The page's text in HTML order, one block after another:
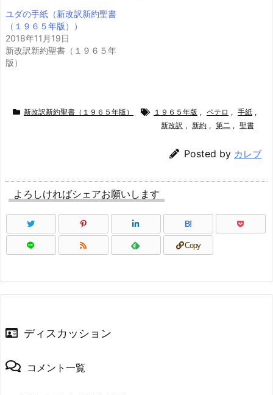
ユダの手紙（新改訳新約聖書
（１９６５年版））
2018年11月19日
新改訳新約聖書（１９６５年
版）
新改訳新約聖書（１９６５年版） １９６５年版 , ペテロ , 手紙 ,
新改訳 , 新約 , 第二 , 聖書
Posted by カレブ
よろしければシェアお願いします
B!
Copy
ディスカッション
コメント一覧